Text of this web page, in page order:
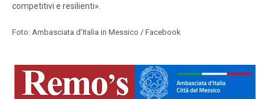
competitivi e resilienti».
Foto: Ambasciata d’Italia in Messico / Facebook